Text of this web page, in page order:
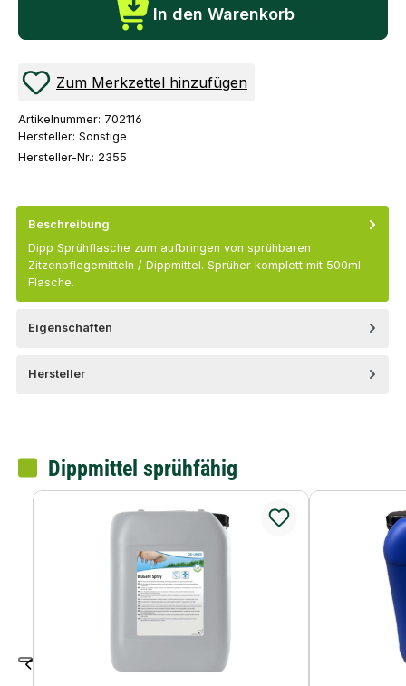
In den Warenkorb
Zum Merkzettel hinzufügen
Artikelnummer: 702116
Hersteller: Sonstige
Hersteller-Nr.: 2355
Beschreibung
Dipp Sprühflasche zum aufbringen von sprühbaren
Zitzenpflegemitteln / Dippmittel. Sprüher komplett mit 500ml
Flasche.
Eigenschaften
Hersteller
Dippmittel sprühfähig